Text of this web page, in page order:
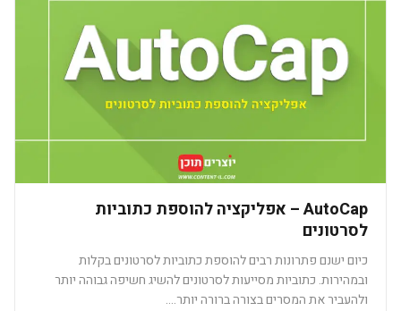
AutoCap – אפליקציה להוספת כתוביות
לסרטונים
כיום ישנם פתרונות רבים להוספת כתוביות לסרטונים בקלות
ובמהירות. כתוביות מסייעות לסרטונים להשיג חשיפה גבוהה יותר
ולהעביר את המסרים בצורה ברורה יותר.…